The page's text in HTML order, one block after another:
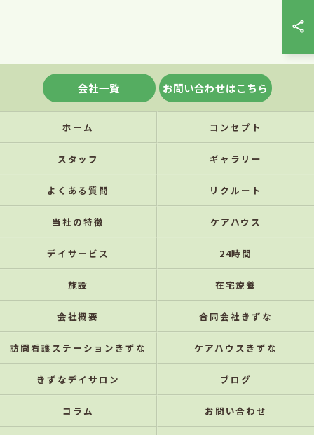
会社一覧 お問い合わせはこちら
ホーム コンセプト
スタッフ ギャラリー
よくある質問 リクルート
当社の特徴 ケアハウス
デイサービス 24時間
施設 在宅療養
会社概要 合同会社きずな
訪問看護ステーションきずな ケアハウスきずな
きずなデイサロン ブログ
コラム お問い合わせ